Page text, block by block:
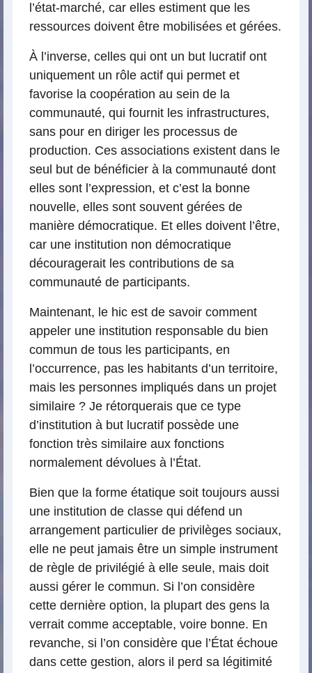
l’état-marché, car elles estiment que les
ressources doivent être mobilisées et gérées.
À l’inverse, celles qui ont un but lucratif ont
uniquement un rôle actif qui permet et
favorise la coopération au sein de la
communauté, qui fournit les infrastructures,
sans pour en diriger les processus de
production. Ces associations existent dans le
seul but de bénéficier à la communauté dont
elles sont l’expression, et c’est la bonne
nouvelle, elles sont souvent gérées de
manière démocratique. Et elles doivent l’être,
car une institution non démocratique
découragerait les contributions de sa
communauté de participants.
Maintenant, le hic est de savoir comment
appeler une institution responsable du bien
commun de tous les participants, en
l’occurrence, pas les habitants d’un territoire,
mais les personnes impliqués dans un projet
similaire ? Je rétorquerais que ce type
d’institution à but lucratif possède une
fonction très similaire aux fonctions
normalement dévolues à l’État.
Bien que la forme étatique soit toujours aussi
une institution de classe qui défend un
arrangement particulier de privilèges sociaux,
elle ne peut jamais être un simple instrument
de règle de privilégié à elle seule, mais doit
aussi gérer le commun. Si l’on considère
cette dernière option, la plupart des gens la
verrait comme acceptable, voire bonne. En
revanche, si l’on considère que l’État échoue
dans cette gestion, alors il perd sa légitimité